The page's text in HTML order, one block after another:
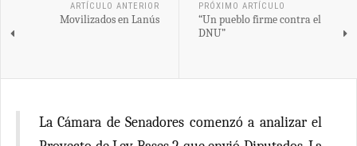
ARTÍCULO ANTERIOR
Movilizados en Lanús
PRÓXIMO ARTÍCULO
“Un pueblo firme contra el
DNU”
La Cámara de Senadores comenzó a analizar el